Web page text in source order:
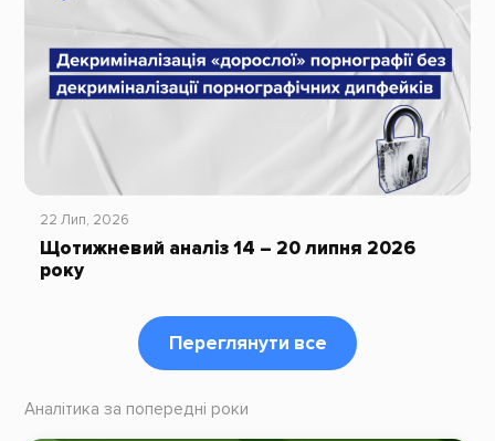
22 Лип, 2026
Щотижневий аналіз 14 – 20 липня 2026
року
Переглянути все
Аналітика за попередні роки